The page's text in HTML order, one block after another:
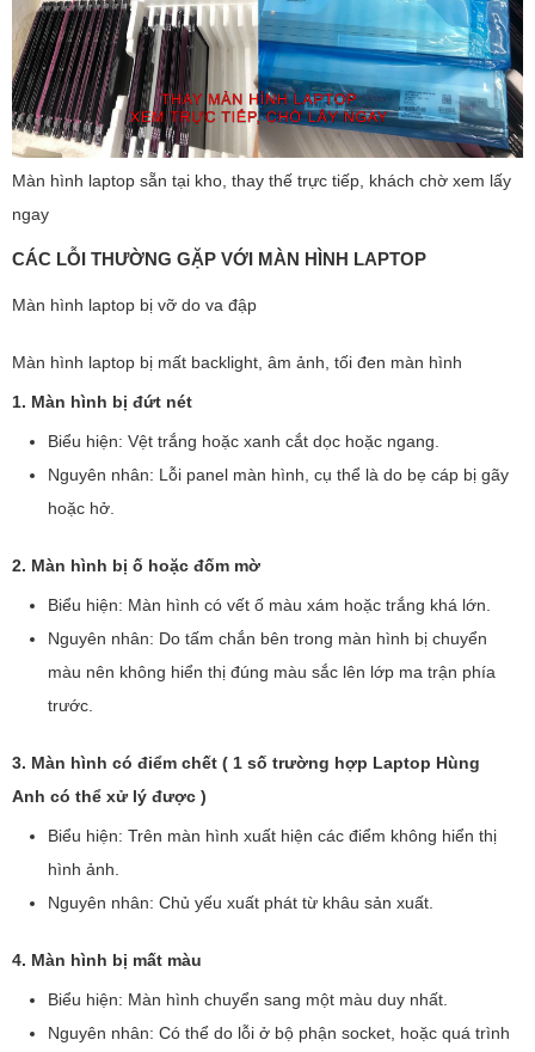
Màn hình laptop sẵn tại kho, thay thế trực tiếp, khách chờ xem lấy
ngay
CÁC LỖI THƯỜNG GẶP VỚI MÀN HÌNH LAPTOP
Màn hình laptop bị vỡ do va đập
Màn hình laptop bị mất backlight, âm ảnh, tối đen màn hình
1. Màn hình bị đứt nét
Biểu hiện: Vệt trắng hoặc xanh cắt dọc hoặc ngang.
Nguyên nhân: Lỗi panel màn hình, cụ thể là do bẹ cáp bị gãy
hoặc hở.
2. Màn hình bị ố hoặc đốm mờ
Biểu hiện: Màn hình có vết ố màu xám hoặc trắng khá lớn.
Nguyên nhân: Do tấm chắn bên trong màn hình bị chuyển
màu nên không hiển thị đúng màu sắc lên lớp ma trận phía
trước.
3. Màn hình có điểm chết ( 1 số trường hợp Laptop Hùng
Anh có thể xử lý được )
Biểu hiện: Trên màn hình xuất hiện các điểm không hiển thị
hình ảnh.
Nguyên nhân: Chủ yếu xuất phát từ khâu sản xuất.
4. Màn hình bị mất màu
Biểu hiện: Màn hình chuyển sang một màu duy nhất.
Nguyên nhân: Có thể do lỗi ở bộ phận socket, hoặc quá trình